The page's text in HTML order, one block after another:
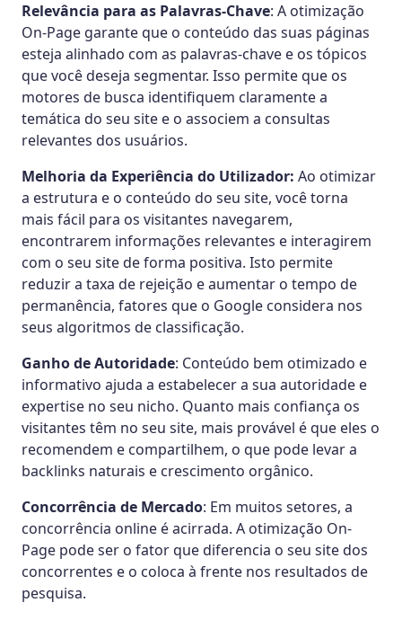
Relevância para as Palavras-Chave: A otimização
On-Page garante que o conteúdo das suas páginas
esteja alinhado com as palavras-chave e os tópicos
que você deseja segmentar. Isso permite que os
motores de busca identifiquem claramente a
temática do seu site e o associem a consultas
relevantes dos usuários.
Melhoria da Experiência do Utilizador: Ao otimizar
a estrutura e o conteúdo do seu site, você torna
mais fácil para os visitantes navegarem,
encontrarem informações relevantes e interagirem
com o seu site de forma positiva. Isto permite
reduzir a taxa de rejeição e aumentar o tempo de
permanência, fatores que o Google considera nos
seus algoritmos de classificação.
Ganho de Autoridade: Conteúdo bem otimizado e
informativo ajuda a estabelecer a sua autoridade e
expertise no seu nicho. Quanto mais confiança os
visitantes têm no seu site, mais provável é que eles o
recomendem e compartilhem, o que pode levar a
backlinks naturais e crescimento orgânico.
Concorrência de Mercado: Em muitos setores, a
concorrência online é acirrada. A otimização On-
Page pode ser o fator que diferencia o seu site dos
concorrentes e o coloca à frente nos resultados de
pesquisa.